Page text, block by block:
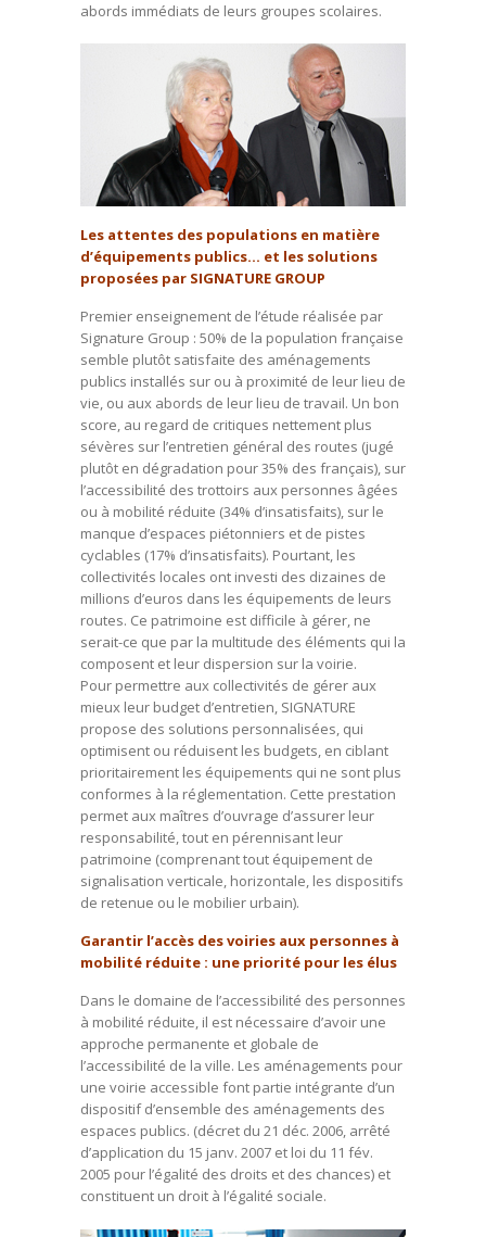
abords immédiats de leurs groupes scolaires.
Les attentes des populations en matière
d’équipements publics… et les solutions
proposées par SIGNATURE GROUP
Premier enseignement de l’étude réalisée par
Signature Group : 50% de la population française
semble plutôt satisfaite des aménagements
publics installés sur ou à proximité de leur lieu de
vie, ou aux abords de leur lieu de travail. Un bon
score, au regard de critiques nettement plus
sévères sur l’entretien général des routes (jugé
plutôt en dégradation pour 35% des français), sur
l’accessibilité des trottoirs aux personnes âgées
ou à mobilité réduite (34% d’insatisfaits), sur le
manque d’espaces piétonniers et de pistes
cyclables (17% d’insatisfaits). Pourtant, les
collectivités locales ont investi des dizaines de
millions d’euros dans les équipements de leurs
routes. Ce patrimoine est difficile à gérer, ne
serait-ce que par la multitude des éléments qui la
composent et leur dispersion sur la voirie.
Pour permettre aux collectivités de gérer aux
mieux leur budget d’entretien, SIGNATURE
propose des solutions personnalisées, qui
optimisent ou réduisent les budgets, en ciblant
prioritairement les équipements qui ne sont plus
conformes à la réglementation. Cette prestation
permet aux maîtres d’ouvrage d’assurer leur
responsabilité, tout en pérennisant leur
patrimoine (comprenant tout équipement de
signalisation verticale, horizontale, les dispositifs
de retenue ou le mobilier urbain).
Garantir l’accès des voiries aux personnes à
mobilité réduite : une priorité pour les élus
Dans le domaine de l’accessibilité des personnes
à mobilité réduite, il est nécessaire d’avoir une
approche permanente et globale de
l’accessibilité de la ville. Les aménagements pour
une voirie accessible font partie intégrante d’un
dispositif d’ensemble des aménagements des
espaces publics. (décret du 21 déc. 2006, arrêté
d’application du 15 janv. 2007 et loi du 11 fév.
2005 pour l’égalité des droits et des chances) et
constituent un droit à l’égalité sociale.